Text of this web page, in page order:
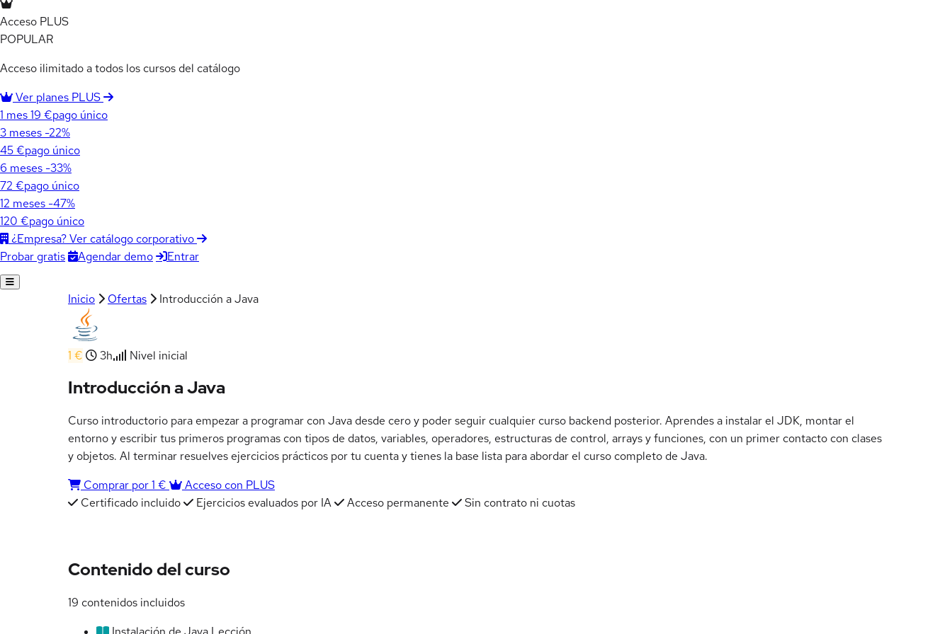
Acceso PLUS
POPULAR
Acceso ilimitado a todos los cursos del catálogo
Ver planes PLUS
1 mes19 €pago único
3 meses -22%
45 €pago único
6 meses -33%
72 €pago único
12 meses -47%
120 €pago único
¿Empresa? Ver catálogo corporativo
Probar gratis
Agendar demo Entrar
Inicio Ofertas Introducción a Java
1 € 3h Nivel inicial
Introducción a Java
Curso introductorio para empezar a programar con Java desde cero y poder seguir cualquier curso backend posterior. Aprendes a instalar el JDK, montar el
entorno y escribir tus primeros programas con tipos de datos, variables, operadores, estructuras de control, arrays y funciones, con un primer contacto con clases
y objetos. Al terminar resuelves ejercicios prácticos por tu cuenta y tienes la base lista para abordar el curso completo de Java.
Comprar por 1 €
Acceso con PLUS
Certificado incluido
Ejercicios evaluados por IA Acceso permanente Sin contrato ni cuotas
Contenido del curso
19 contenidos incluidos